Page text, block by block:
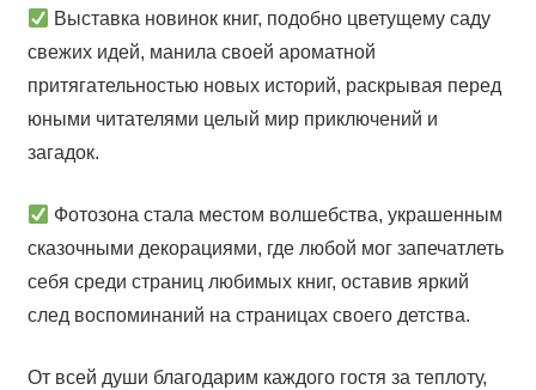
Выставка новинок книг, подобно цветущему саду
свежих идей, манила своей ароматной
притягательностью новых историй, раскрывая перед
юными читателями целый мир приключений и
загадок.
Фотозона стала местом волшебства, украшенным
сказочными декорациями, где любой мог запечатлеть
себя среди страниц любимых книг, оставив яркий
след воспоминаний на страницах своего детства.
От всей души благодарим каждого гостя за теплоту,